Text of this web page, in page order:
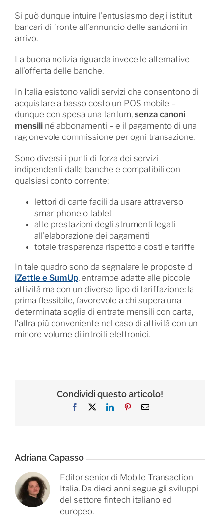
Si può dunque intuire l’entusiasmo degli istituti
bancari di fronte all’annuncio delle sanzioni in
arrivo.
La buona notizia riguarda invece le alternative
all’offerta delle banche.
In Italia esistono validi servizi che consentono di
acquistare a basso costo un POS mobile –
dunque con spesa una tantum, senza canoni
mensiliné abbonamenti – e il pagamento di una
ragionevole commissione per ogni transazione.
Sono diversi i punti di forza dei servizi
indipendenti dalle banche e compatibili con
qualsiasi conto corrente:
lettori di carte facili da usare attraverso
smartphone o tablet
alte prestazioni degli strumenti legati
all’elaborazione dei pagamenti
totale trasparenza rispetto a costi e tariffe
In tale quadro sono da segnalare le proposte di
iZettle e SumUp, entrambe adatte alle piccole
attività ma con un diverso tipo di tariffazione: la
prima flessibile, favorevole a chi supera una
determinata soglia di entrate mensili con carta,
l’altra più conveniente nel caso di attività con un
minore volume di introiti elettronici.
Condividi questo articolo!
Facebook LinkedInPinterestEmail
Adriana Capasso
Editor senior di Mobile Transaction
Italia. Da dieci anni segue gli sviluppi
del settore fintech italiano ed
europeo.